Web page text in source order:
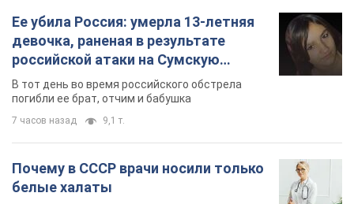
Ее убила Россия: умерла 13-летняя
девочка, раненая в результате
российской атаки на Сумскую
область. Фото
В тот день во время российского обстрела
погибли ее брат, отчим и бабушка
7 часов назад 9,1 т.
Почему в СССР врачи носили только
белые халаты